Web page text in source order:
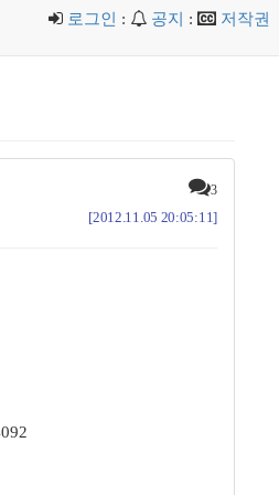
로그인 : 공지 : 저작권
3
[2012.11.05 20:05:11]